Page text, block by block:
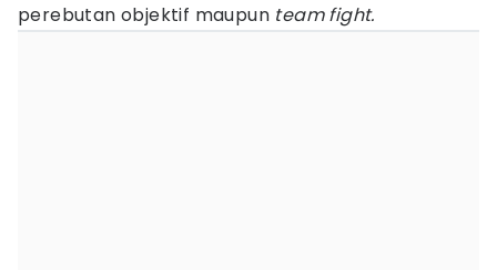
perebutan objektif maupun team fight.